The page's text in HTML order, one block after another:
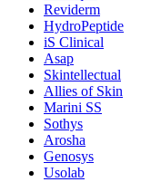
Reviderm
HydroPeptide
iS Clinical
Asap
Skintellectual
Allies of Skin
Marini SS
Sothys
Arosha
Genosys
Usolab